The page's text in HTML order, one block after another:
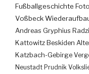
Fußballgeschichte
Voßbeck
Andreas Gryphius
Kattowitz Beskiden
Katzbach-Gebirge
Neustadt Prudnik